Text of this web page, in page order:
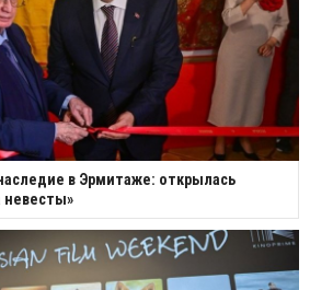
в Эрмитаже: открылась
невесты»